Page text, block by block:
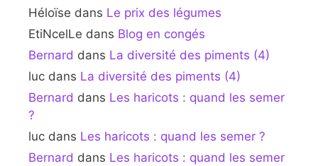
Héloïse dans Le prix des légumes
EtiNcelLe dans Blog en congés
Bernard dans La diversité des piments (4)
luc dans La diversité des piments (4)
Bernard dans Les haricots : quand les semer
?
luc dans Les haricots : quand les semer ?
Bernard dans Les haricots : quand les semer